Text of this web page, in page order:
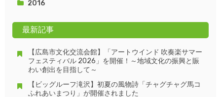
2016
最新記事
【広島市文化交流会館】「アートウインド 吹奏楽サマー
フェスティバル 2026」を開催！～地域文化の振興と賑
わい創出を目指して～
【ビッグルーフ滝沢】初夏の風物詩「チャグチャグ馬コ
ふれあいまつり」が開催されました